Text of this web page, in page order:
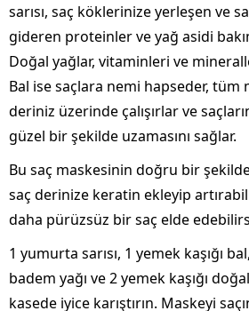
sarısı, saç köklerinize yerleşen ve
gideren proteinler ve yağ asidi
Doğal yağlar, vitaminleri ve
Bal ise saçlara nemi hapseder, tüm
deriniz üzerinde çalışırlar ve
güzel bir şekilde uzamasını sağlar.
Bu saç maskesinin doğru bir
saç derinize keratin ekleyip
daha pürüzsüz bir saç elde
1 yumurta sarısı, 1 yemek kaşığı
badem yağı ve 2 yemek kaşığı
kasede iyice karıştırın. Maskeyi